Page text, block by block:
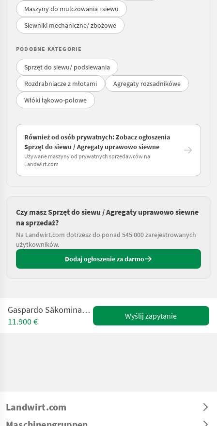
Maszyny do mulczowania i siewu
Siewniki mechaniczne/ zbożowe
PODOBNE KATEGORIE
Sprzęt do siewu/ podsiewania
Rozdrabniacze z młotami
Agregaty rozsadnikówe
Włóki łąkowo-polowe
Również od osób prywatnych: Zobacz ogłoszenia
Sprzęt do siewu / Agregaty uprawowo siewne
Używane maszyny od prywatnych sprzedawców na
Landwirt.com
Czy masz Sprzęt do siewu / Agregaty uprawowo siewne
na sprzedaż?
Na Landwirt.com dotrzesz do ponad 545 000 zarejestrowanych
użytkowników.
Dodaj ogłoszenie za darmo
Gaspardo Säkomination mit RoTeC Schare
11.900 €
Wyślij zapytanie
Landwirt.com